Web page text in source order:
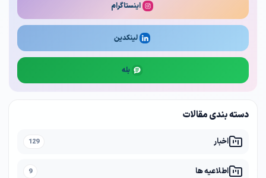
اینستاگرام
لینکدین
بله
دسته بندی مقالات
اخبار 129
اطلاعیه ها 9